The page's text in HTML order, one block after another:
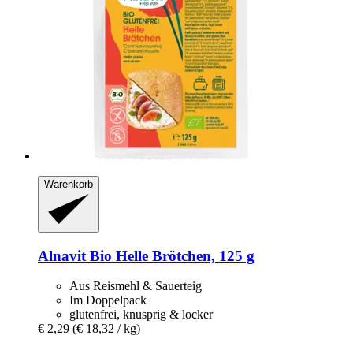
Warenkorb
Alnavit Bio Helle Brötchen, 125 g
Aus Reismehl & Sauerteig
Im Doppelpack
glutenfrei, knusprig & locker
€ 2,29 (€ 18,32 / kg)